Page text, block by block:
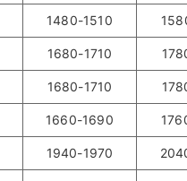
1480-1510
1680-1710
1680-1710
1660-1690
1940-1970